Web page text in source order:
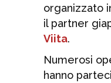
organizzato
il partner
Viita.
Numerosi
hanno